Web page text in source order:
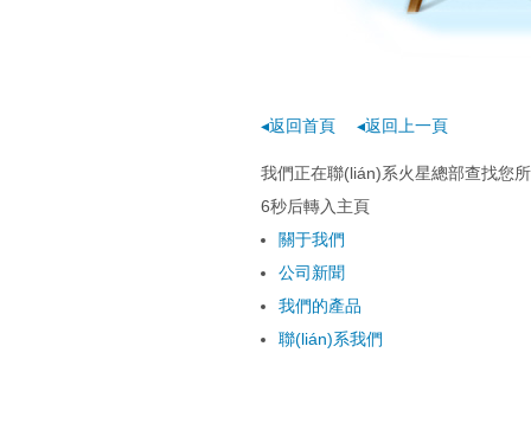
◂返回首頁 ◂返回上一頁
我們正在聯(lián)系火星總部查找您
6秒后轉入主頁
關于我們
公司新聞
我們的產品
聯(lián)系我們